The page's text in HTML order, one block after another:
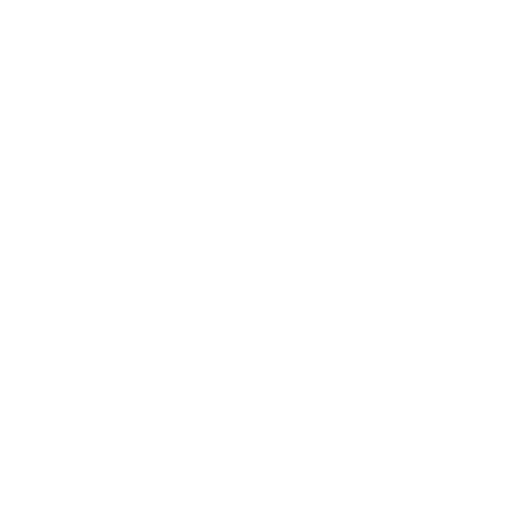
Счастье — это то, чем нужно
Что входит в полномочия
У людей почтенного возраста